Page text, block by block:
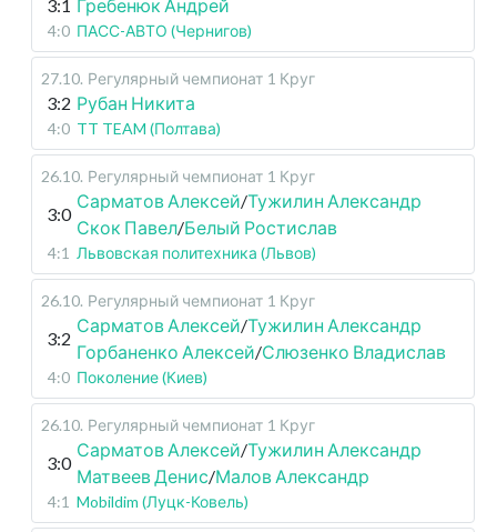
3:1 Гребенюк Андрей
4:0 ПАСС-АВТО (Чернигов)
27.10. Регулярный чемпионат 1 Круг
3:2 Рубан Никита
4:0 TT TEAM (Полтава)
26.10. Регулярный чемпионат 1 Круг
3:0
Сарматов Алексей/Тужилин Александр
Скок Павел/Белый Ростислав
4:1 Львовская политехника (Львов)
26.10. Регулярный чемпионат 1 Круг
3:2
Сарматов Алексей/Тужилин Александр
Горбаненко Алексей/Слюзенко Владислав
4:0 Поколение (Киев)
26.10. Регулярный чемпионат 1 Круг
3:0
Сарматов Алексей/Тужилин Александр
Матвеев Денис/Малов Александр
4:1 Mobildim (Луцк-Ковель)